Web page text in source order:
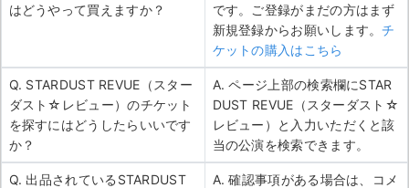
はどうやって買えますか？
です。ご登録がまだの方はまず
新規登録からお願いします。チ
ケットの購入はこちら
Q. STARDUST REVUE（スター
ダスト☆レビュー）のチケット
を探すにはどうしたらいいです
か？
A. ページ上部の検索欄にSTAR
DUST REVUE（スターダスト☆
レビュー）と入力いただくと該
当の公演を検索できます。
Q. 出品されているSTARDUST
A. 確認事項がある場合は、コメ